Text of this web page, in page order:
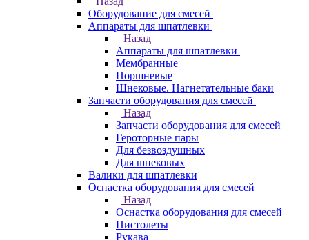
Оборудование для смесей
Аппараты для шпатлевки
Назад
Аппараты для шпатлевки
Мембранные
Поршневые
Шнековые. Нагнетательные баки
Запчасти оборудования для смесей
Назад
Запчасти оборудования для смесей
Героторные пары
Для безвоздушных
Для шнековых
Валики для шпатлевки
Оснастка оборудования для смесей
Назад
Оснастка оборудования для смесей
Пистолеты
Рукава